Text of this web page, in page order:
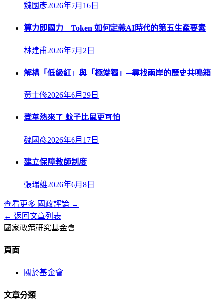
魏國彥2026年7月16日
算力即國力 Token 如何定義AI時代的第五生產要素
林建甫2026年7月2日
解構「低級紅」與「極端獨」─尋找兩岸的歷史共鳴箱
黃士修2026年6月29日
登革熱來了 蚊子比鼠更可怕
魏國彥2026年6月17日
建立保障教師制度
張瑞雄2026年6月8日
查看更多 國政評論 →
← 返回文章列表
國家政策研究基金會
頁面
關於基金會
文章分類